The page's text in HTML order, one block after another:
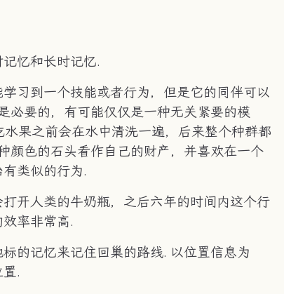
忆和长时记忆.
习到一个技能或者行为，但是它的同伴可以
必要的，有可能仅仅是一种无关紧要的模
果之前会在水中清洗一遍，后来整个种群都
颜色的石头看作自己的财产，并喜欢在一个
类似的行为.
开人类的牛奶瓶，之后六年的时间内这个行
率非常高.
的记忆来记住回巢的路线. 以位置信息为
.